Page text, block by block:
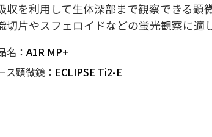
収を利用して生体深部まで観察できる
切片やスフェロイドなどの蛍光観察に適
名：A1R MP+
ス顕微鏡： ECLIPSE Ti2-E